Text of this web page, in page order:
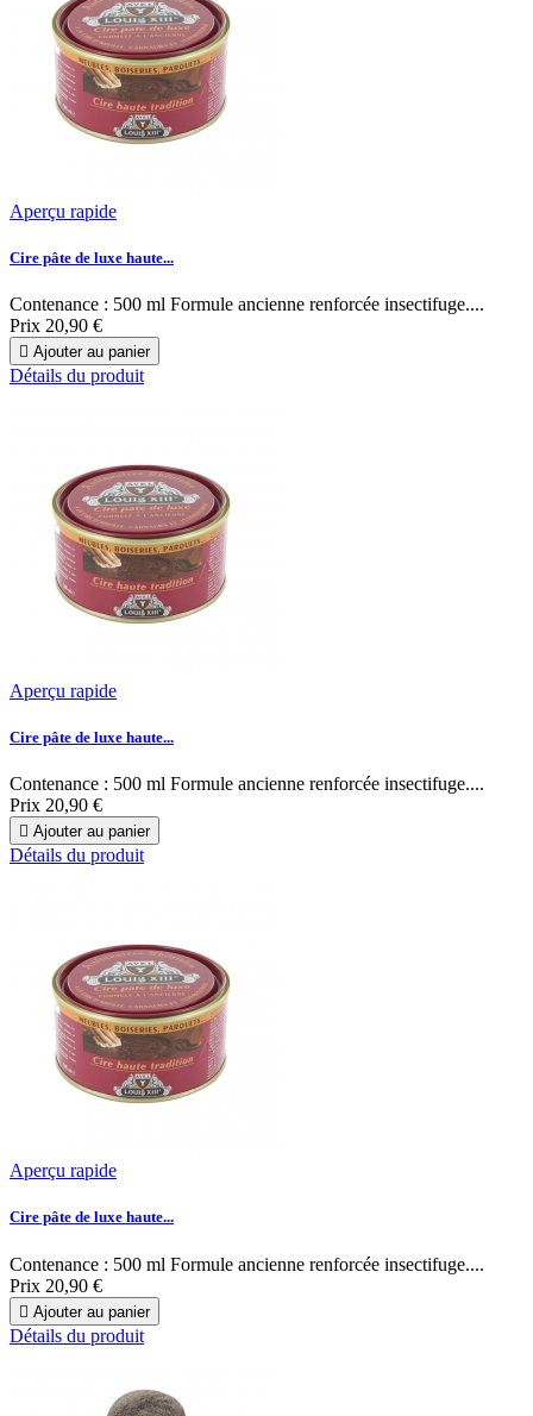
Aperçu rapide
Cire pâte de luxe haute...
Contenance : 500 ml Formule ancienne renforcée insectifuge....
Prix 20,90 €
 Ajouter au panier
Détails du produit
Aperçu rapide
Cire pâte de luxe haute...
Contenance : 500 ml Formule ancienne renforcée insectifuge....
Prix 20,90 €
 Ajouter au panier
Détails du produit
Aperçu rapide
Cire pâte de luxe haute...
Contenance : 500 ml Formule ancienne renforcée insectifuge....
Prix 20,90 €
 Ajouter au panier
Détails du produit